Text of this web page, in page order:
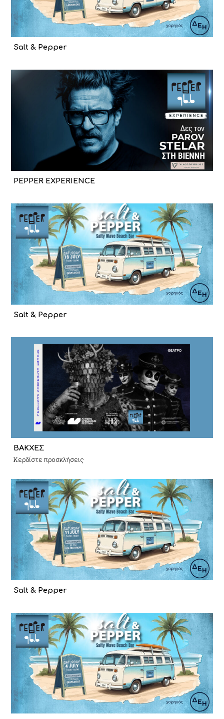
Salt & Pepper
PEPPER EXPERIENCE
Salt & Pepper
ΒΑΚΧΕΣ
Κερδίστε προσκλήσεις
Salt & Pepper